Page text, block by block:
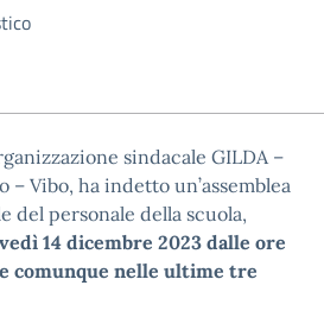
sindacale GILDA –
– Vibo, ha indetto un’assemblea
del personale della scuola,
14 dicembre 2023 dalle ore
e comunque nelle ultime tre